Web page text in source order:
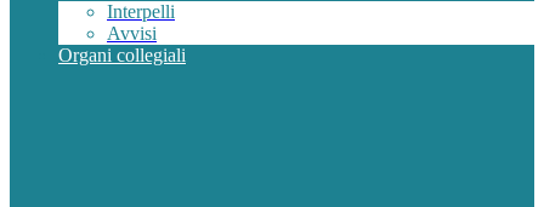
Interpelli
Avvisi
Organi collegiali